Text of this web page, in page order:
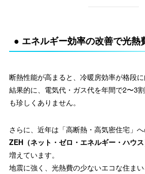
● エネルギー効率の改善で光熱
断熱性能が高まると、冷暖房効率が格段に
結果的に、電気代・ガス代を年間で2〜3
も珍しくありません。
さらに、近年は「高断熱・高気密住宅」へ
ZEH（ネット・ゼロ・エネルギー・ハウ
増えています。
地震に強く、光熱費の少ないエコな住ま